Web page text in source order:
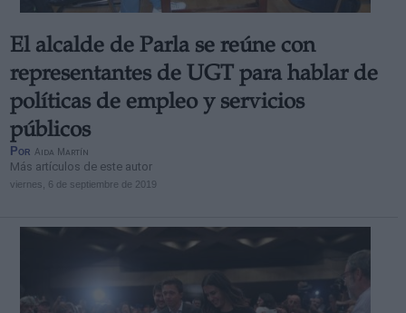
El alcalde de Parla se reúne con
representantes de UGT para hablar de
políticas de empleo y servicios
públicos
Por Aida Martín
Más artículos de este autor
viernes, 6 de septiembre de 2019